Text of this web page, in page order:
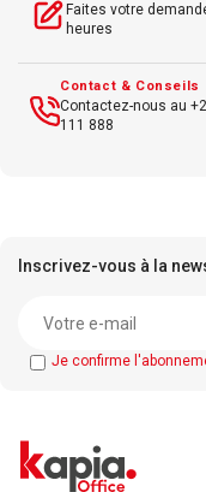
Faites votre
heures
Contact & Conseils
Contactez-nous au
111 888
Inscrivez-vous à la
Je confirme